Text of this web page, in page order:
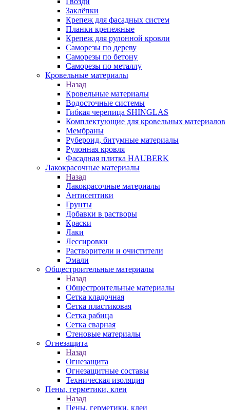
Заклёпки
Крепеж для фасадных систем
Планки крепежные
Крепеж для рулонной кровли
Саморезы по дереву
Саморезы по бетону
Саморезы по металлу
Кровельные материалы
Назад
Кровельные материалы
Водосточные системы
Гибкая черепица SHINGLAS
Комплектующие для кровельных материалов
Мембраны
Рубероид, битумные материалы
Рулонная кровля
Фасадная плитка HAUBERK
Лакокрасочные материалы
Назад
Лакокрасочные материалы
Антисептики
Грунты
Добавки в растворы
Краски
Лаки
Лессировки
Растворители и очистители
Эмали
Общестроительные материалы
Назад
Общестроительные материалы
Сетка кладочная
Сетка пластиковая
Сетка рабица
Сетка сварная
Стеновые материалы
Огнезащита
Назад
Огнезащита
Огнезащитные составы
Техническая изоляция
Пены, герметики, клеи
Назад
Пены, герметики, клеи